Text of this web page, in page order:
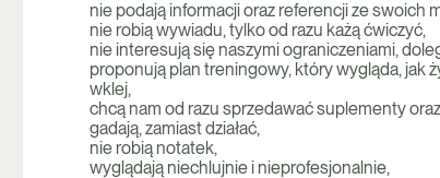
nie podają informacji oraz referencji ze swoich
nie robią wywiadu, tylko od razu każą ćwiczyć,
nie interesują się naszymi ograniczeniami,
proponują plan treningowy, który wygląda, jak
wklej,
chcą nam od razu sprzedawać suplementy
gadają, zamiast działać,
nie robią notatek,
wyglądają niechlujnie i nieprofesjonalnie,